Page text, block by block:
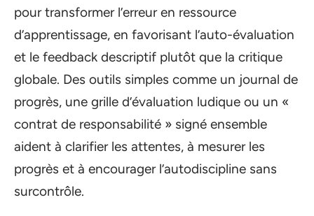
pour transformer l’erreur en ressource
d’apprentissage, en favorisant l’auto-évaluation
et le feedback descriptif plutôt que la critique
globale. Des outils simples comme un journal de
progrès, une grille d’évaluation ludique ou un «
contrat de responsabilité » signé ensemble
aident à clarifier les attentes, à mesurer les
progrès et à encourager l’autodiscipline sans
surcontrôle.